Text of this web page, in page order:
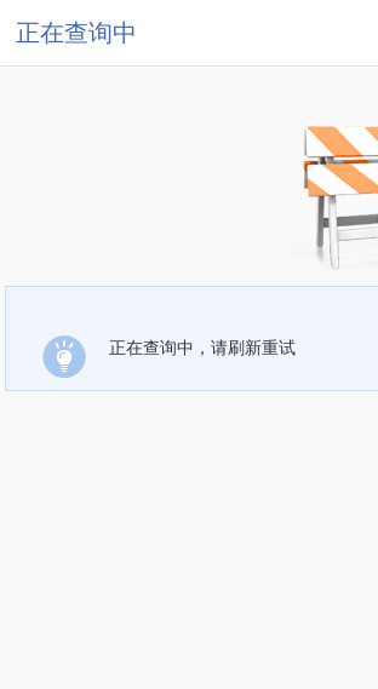
正在查询中
正在查询中，请刷新重试